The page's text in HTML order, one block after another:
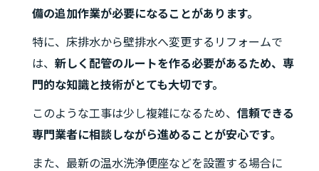
備の追加作業が必要になることがあります。
特に、床排水から壁排水へ変更するリフォームで
は、 新しく配管のルートを作る必要があるため、専
門的な知識と技術がとても大切です。
このような工事は少し複雑になるため、 信頼できる
専門業者に相談しながら進めることが安心です。
また、最新の温水洗浄便座などを設置する場合に